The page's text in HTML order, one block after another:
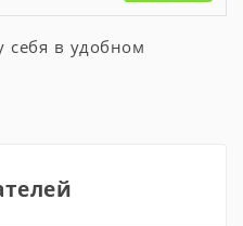
себя в удобном